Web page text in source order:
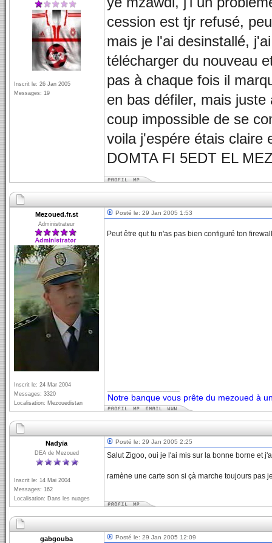
Inscrit le: 26 Jan 2005
Messages: 19
cession est tjr refusé,
mais je l'ai desinstallé,
télécharger du nouveau
pas à chaque fois il
en bas défiler, mais
coup impossible de se
voila j'espére étais claire
DOMTA FI 5EDT EL
Mezoued.fr.st
Administrateur
Inscrit le: 24 Mar 2004
Messages: 3320
Localisation: Mezouedistan
Posté le: 29 Jan 2005 1:53
Peut être qut tu n'as pas bien configuré ton
Notre banque vous prête du mezoued à
Nadyïa
DEA de Mezoued
Inscrit le: 14 Mai 2004
Messages: 162
Localisation: Dans les nuages
Posté le: 29 Jan 2005 2:25
Salut Zigoo, oui je l'ai mis sur la bonne borne et
ramène une carte son si çà marche toujours pas
gabgouba Posté le: 29 Jan 2005 12:09